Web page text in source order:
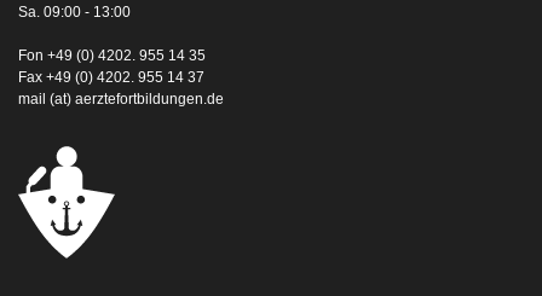
Sa. 09:00 - 13:00
Fon +49 (0) 4202. 955 14 35
Fax +49 (0) 4202. 955 14 37
mail (at) aerztefortbildungen.de